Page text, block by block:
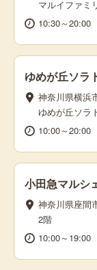
マルイファミ
10:30～20:00
ゆめが丘ソラ
神奈川県横浜
ゆめが丘ソラ
10:00～20:00
小田急マルシ
神奈川県座間
2階
10:00～19:00